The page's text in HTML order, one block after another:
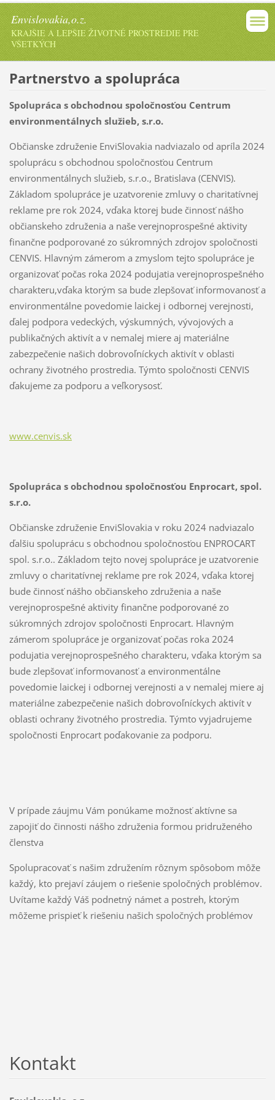
Envislovakia,o.z.
KRAJŠIE A LEPŠIE ŽIVOTNÉ PROSTREDIE PRE
VŠETKÝCH
Partnerstvo a spolupráca
Spolupráca s obchodnou spoločnosťou Centrum
environmentálnych služieb, s.r.o.
Občianske združenie EnviSlovakia nadviazalo od apríla 2024
spoluprácu s obchodnou spoločnosťou Centrum
environmentálnych služieb, s.r.o., Bratislava (CENVIS).
Základom spolupráce je uzatvorenie zmluvy o charitatívnej
reklame pre rok 2024, vďaka ktorej bude činnosť nášho
občianskeho združenia a naše verejnoprospešné aktivity
finančne podporované zo súkromných zdrojov spoločnosti
CENVIS. Hlavným zámerom a zmyslom tejto spolupráce je
organizovať počas roka 2024 podujatia verejnoprospešného
charakteru,vďaka ktorým sa bude zlepšovať informovanosť a
environmentálne povedomie laickej i odbornej verejnosti,
ďalej podpora vedeckých, výskumných, vývojových a
publikačných aktivít a v nemalej miere aj materiálne
zabezpečenie našich dobrovoľníckych aktivít v oblasti
ochrany životného prostredia. Týmto spoločnosti CENVIS
ďakujeme za podporu a veľkorysosť.
www.cenvis.sk
Spolupráca s obchodnou spoločnosťou Enprocart, spol.
s.r.o.
Občianske združenie EnviSlovakia v roku 2024 nadviazalo
ďalšiu spoluprácu s obchodnou spoločnosťou ENPROCART
spol. s.r.o.. Základom tejto novej spolupráce je uzatvorenie
zmluvy o charitatívnej reklame pre rok 2024, vďaka ktorej
bude činnosť nášho občianskeho združenia a naše
verejnoprospešné aktivity finančne podporované zo
súkromných zdrojov spoločnosti Enprocart. Hlavným
zámerom spolupráce je organizovať počas roka 2024
podujatia verejnoprospešného charakteru, vďaka ktorým sa
bude zlepšovať informovanosť a environmentálne
povedomie laickej i odbornej verejnosti a v nemalej miere aj
materiálne zabezpečenie našich dobrovoľníckych aktivít v
oblasti ochrany životného prostredia. Týmto vyjadrujeme
spoločnosti Enprocart poďakovanie za podporu.
V prípade záujmu Vám ponúkame možnosť aktívne sa
zapojiť do činnosti nášho združenia formou pridruženého
členstva
Spolupracovať s našim združením rôznym spôsobom môže
každý, kto prejaví záujem o riešenie spoločných problémov.
Uvítame každý Váš podnetný námet a postreh, ktorým
môžeme prispieť k riešeniu našich spoločných problémov
Kontakt